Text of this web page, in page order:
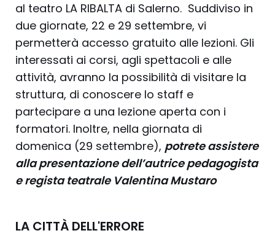
al teatro LA RIBALTA di Salerno. Suddiviso in
due giornate, 22 e 29 settembre, vi
permetterà accesso gratuito alle lezioni. Gli
interessati ai corsi, agli spettacoli e alle
attività, avranno la possibilità di visitare la
struttura, di conoscere lo staff e
partecipare a una lezione aperta con i
formatori. Inoltre, nella giornata di
domenica (29 settembre), potrete assistere
alla presentazione dell’autrice pedagogista
e regista teatrale Valentina Mustaro
LA CITTÀ DELL'ERRORE